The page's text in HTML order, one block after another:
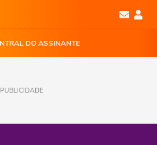
DO ASSINANTE
PUBLICIDADE